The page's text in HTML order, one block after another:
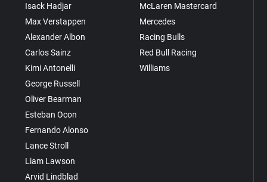
Isack Hadjar
Max Verstappen
Alexander Albon
Carlos Sainz
Kimi Antonelli
George Russell
Oliver Bearman
Esteban Ocon
Fernando Alonso
Lance Stroll
Liam Lawson
Arvid Lindblad
McLaren Mastercard
Mercedes
Racing Bulls
Red Bull Racing
Williams